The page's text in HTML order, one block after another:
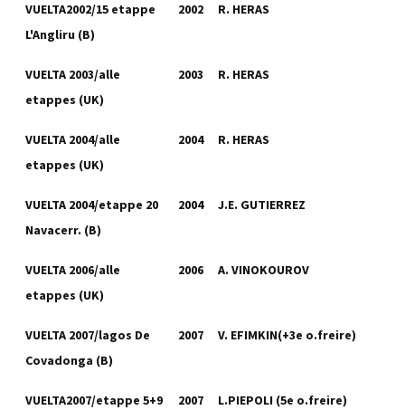
VUELTA2002/15 etappe
L'Angliru (B)
2002 R. HERAS
VUELTA 2003/alle
etappes (UK)
2003 R. HERAS
VUELTA 2004/alle
etappes (UK)
2004 R. HERAS
VUELTA 2004/etappe 20
Navacerr. (B)
2004 J.E. GUTIERREZ
VUELTA 2006/alle
etappes (UK)
2006 A. VINOKOUROV
VUELTA 2007/lagos De
Covadonga (B)
2007 V. EFIMKIN(+3e o.freire)
VUELTA2007/etappe 5+9
2007 L.PIEPOLI (5e o.freire)